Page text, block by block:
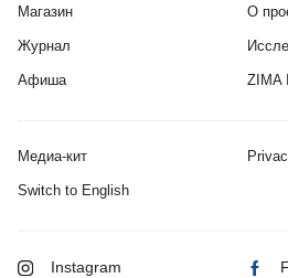
Магазин
Журнал
Афиша
О
ZIMA
Медиа-кит
Switch to English
Instagram